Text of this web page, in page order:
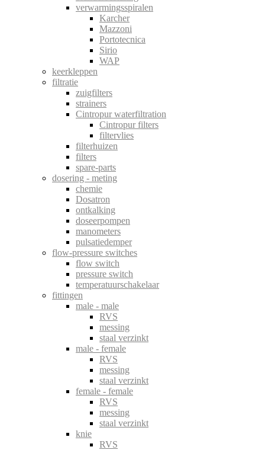
verwarmingsspiralen
Karcher
Mazzoni
Portotecnica
Sirio
WAP
keerkleppen
filtratie
zuigfilters
strainers
Cintropur waterfiltration
Cintropur filters
filtervlies
filterhuizen
filters
spare-parts
dosering - meting
chemie
Dosatron
ontkalking
doseerpompen
manometers
pulsatiedemper
flow-pressure switches
flow switch
pressure switch
temperatuurschakelaar
fittingen
male - male
RVS
messing
staal verzinkt
male - female
RVS
messing
staal verzinkt
female - female
RVS
messing
staal verzinkt
knie
RVS